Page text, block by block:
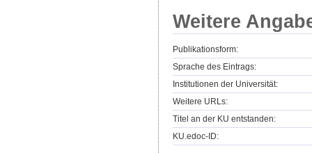
Weitere
Publikationsform:
Sprache des Eintrags:
Institutionen der Universität:
Weitere URLs:
Titel an der KU entstanden:
KU.edoc-ID: